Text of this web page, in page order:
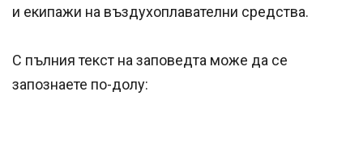
и екипажи на въздухоплавателни средства.
С пълния текст на заповедта може да се
запознаете по-долу: